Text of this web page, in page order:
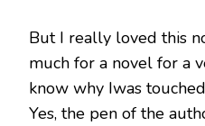
But I really loved this
much for a novel for a
know why Iwas
Yes, the pen of the